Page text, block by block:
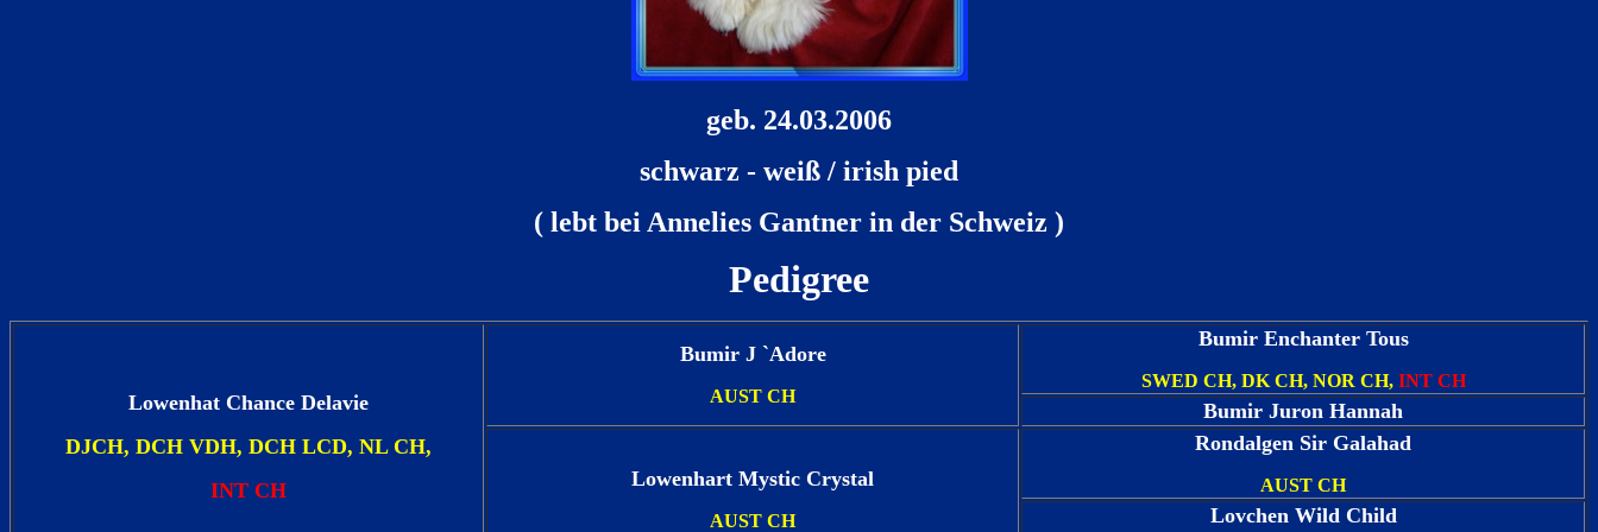
geb. 24.03.2006
schwarz - weiß / irish pied
( lebt bei Annelies Gantner in der Schweiz )
Pedigree
Lowenhat Chance Delavie
DJCH, DCH VDH, DCH LCD, NL CH,
INT CH
Bumir J `Adore
AUST CH
Bumir Enchanter Tous
SWED CH, DK CH, NOR CH, INT CH
Bumir Juron Hannah
Lowenhart Mystic Crystal
AUST CH
Rondalgen Sir Galahad
AUST CH
Lovchen Wild Child